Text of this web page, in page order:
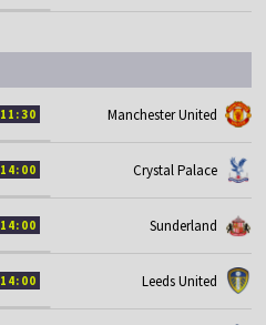
11:30 Manchester United
14:00 Crystal Palace
14:00 Sunderland
14:00 Leeds United